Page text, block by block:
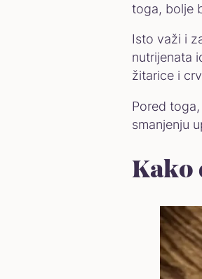
toga, bolje
Isto važi i
nutrijenata
žitarice i
Pored
smanjenju
Kako